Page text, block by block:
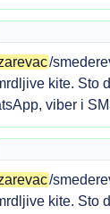
/
kite. Sto
viber i
/
kite. Sto